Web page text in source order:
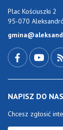
Plac Kościuszki 2
95-070
NAPISZ DO NAS
Chcesz zgłosić